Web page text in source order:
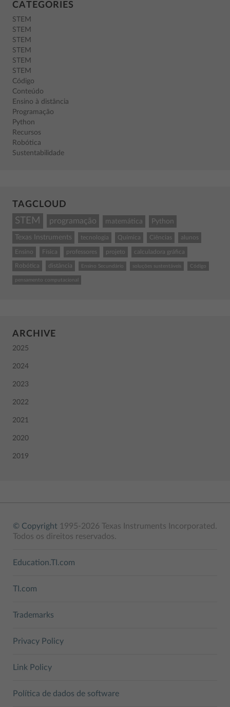
CATEGORIES
STEM
STEM
STEM
STEM
STEM
STEM
Código
Conteúdo
Ensino à distância
Programação
Python
Recursos
Robótica
Sustentabilidade
TAGCLOUD
STEM programação matemática Python
Texas Instruments tecnologia Química Ciências alunos
Ensino Física professores projeto calculadora gráfica
Robótica distância Ensino Secundário soluções sustentáveis Código
pensamento computacional
ARCHIVE
2025
2024
2023
2022
2021
2020
2019
© Copyright 1995-2026 Texas Instruments Incorporated.
Todos os direitos reservados.
Education.TI.com
TI.com
Trademarks
Privacy Policy
Link Policy
Política de dados de software